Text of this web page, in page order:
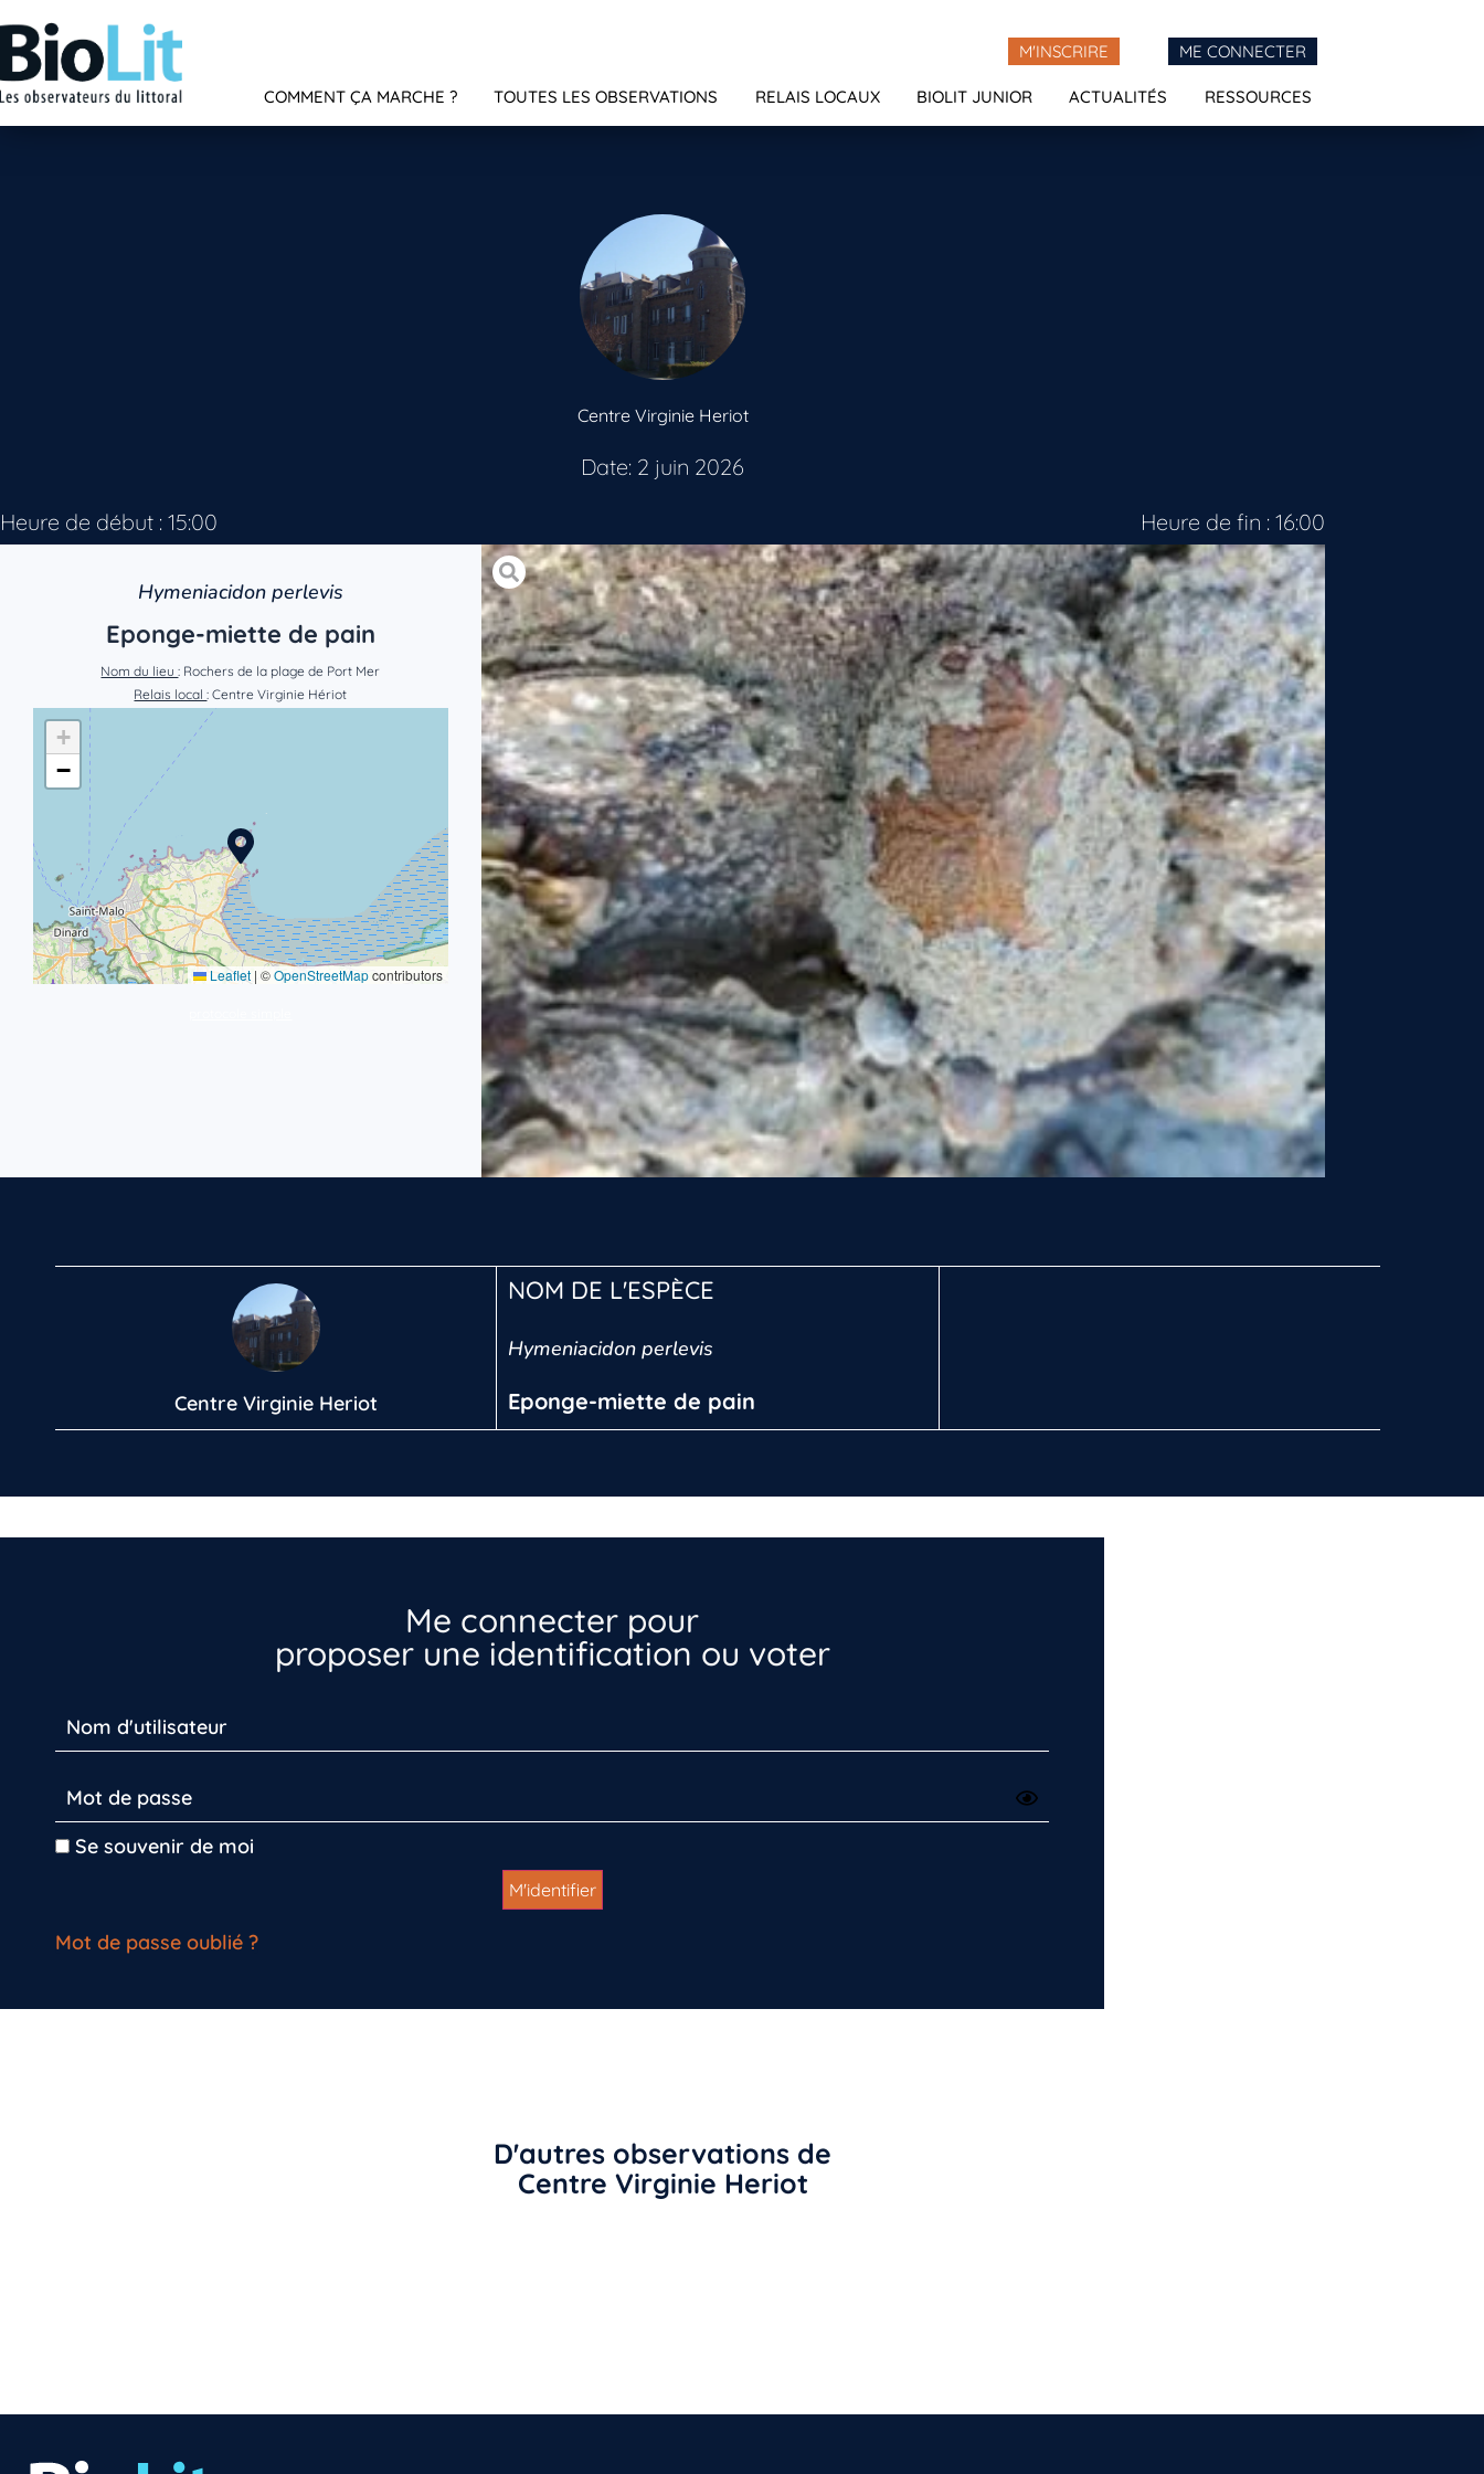
M'INSCRIRE ME CONNECTER
COMMENT ÇA MARCHE ? TOUTES LES OBSERVATIONS RELAIS LOCAUX BIOLIT JUNIOR ACTUALITÉS RESSOURCES
Centre Virginie Heriot
Date: 2 juin 2026
Heure de début : 15:00
Heure de fin : 16:00
Hymeniacidon perlevis
Eponge-miette de pain
Nom du lieu: Rochers de la plage de Port Mer
Relais local: Centre Virginie Hériot
+
−
Leaflet | ©OpenStreetMapcontributors
Centre Virginie Heriot
NOM DE L'ESPÈCE
Hymeniacidon perlevis
Eponge-miette de pain
Me connecter pour
proposer une identification ou voter
Se souvenir de moi
Mot de passe oublié ?
D'autres observations de
Centre Virginie Heriot